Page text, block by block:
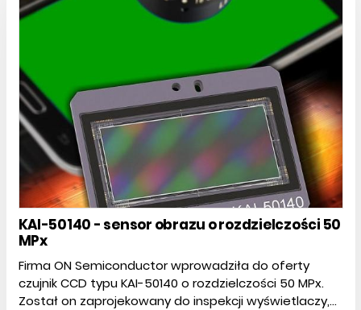
KAI-50140 - sensor obrazu o rozdzielczości 50
MPx
Firma ON Semiconductor wprowadziła do oferty
czujnik CCD typu KAI-50140 o rozdzielczości 50 MPx.
Został on zaprojekowany do inspekcji wyświetlaczy,...